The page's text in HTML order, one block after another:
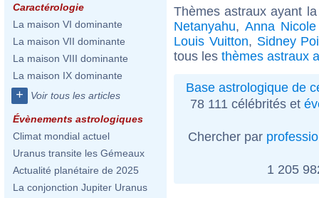
Caractérologie
La maison VI dominante
La maison VII dominante
La maison VIII dominante
La maison IX dominante
+ Voir tous les articles
Évènements astrologiques
Climat mondial actuel
Uranus transite les Gémeaux
Actualité planétaire de 2025
La conjonction Jupiter Uranus
Thèmes astraux ayant
Netanyahu, Anna
Louis Vuitton, Sidney
tous les thèmes astraux
Base astrologique de
78 111 célébrités et
Chercher par
1 205